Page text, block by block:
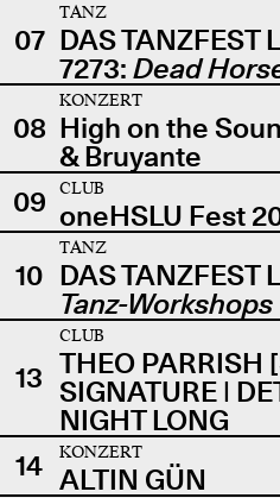
07
TANZ
DAS TANZFEST
7273: Dead
08
KONZERT
High on the
& Bruyante
09
CLUB
oneHSLU Fest
10
TANZ
DAS TANZFEST
Tanz-Workshops
13
CLUB
THEO PARRISH
SIGNATURE |
NIGHT LONG
14
KONZERT
ALTIN GÜN